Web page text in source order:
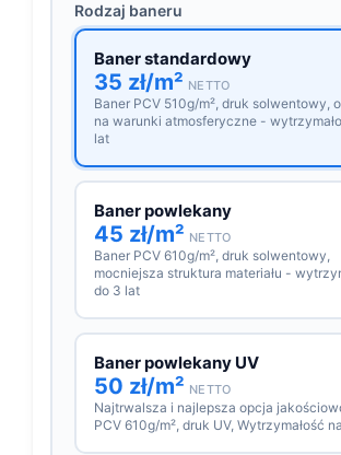
Rodzaj baneru
Baner standardowy
35 zł/m² NETTO
Baner PCV 510g/m², druk solwentowy,
na warunki atmosferyczne -
lat
Baner powlekany
45 zł/m² NETTO
Baner PCV 610g/m², druk solwentowy,
mocniejsza struktura materiału -
do 3 lat
Baner powlekany UV
50 zł/m² NETTO
Najtrwalsza i najlepsza opcja
PCV 610g/m², druk UV, Wytrzymałość